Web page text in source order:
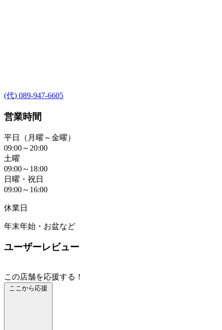
(代) 089-947-6605
営業時間
平日（月曜～金曜）
09:00～20:00
土曜
09:00～18:00
日曜・祝日
09:00～16:00
休業日
年末年始・お盆など
ユーザーレビュー
この店舗を応援する！
ここから応援